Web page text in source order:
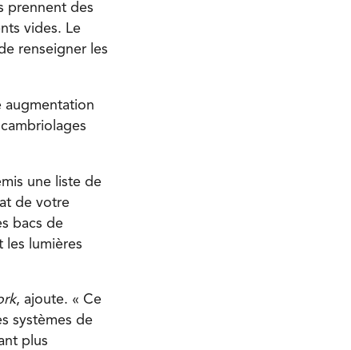
prennent des
vides. Le
renseigner les
augmentation
une liste de
de votre
bacs de
les lumières
, ajoute. « Ce
systèmes de
plus